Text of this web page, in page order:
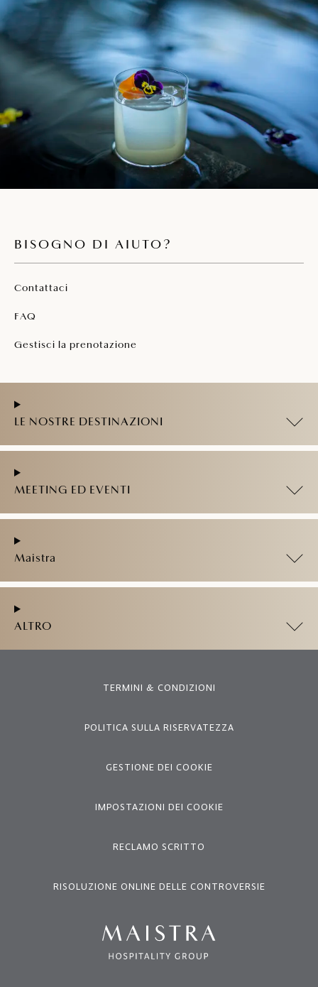
BISOGNO DI AIUTO?
Contattaci
FAQ
Gestisci la prenotazione
LE NOSTRE DESTINAZIONI
MEETING ED EVENTI
Maistra
ALTRO
TERMINI & CONDIZIONI
POLITICA SULLA RISERVATEZZA
GESTIONE DEI COOKIE
IMPOSTAZIONI DEI COOKIE
RECLAMO SCRITTO
RISOLUZIONE ONLINE DELLE CONTROVERSIE